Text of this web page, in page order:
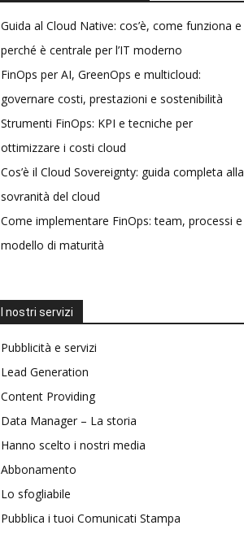
Guida al Cloud Native: cos’è, come funziona e
perché è centrale per l’IT moderno
FinOps per AI, GreenOps e multicloud:
governare costi, prestazioni e sostenibilità
Strumenti FinOps: KPI e tecniche per
ottimizzare i costi cloud
Cos’è il Cloud Sovereignty: guida completa alla
sovranità del cloud
Come implementare FinOps: team, processi e
modello di maturità
I nostri servizi
Pubblicità e servizi
Lead Generation
Content Providing
Data Manager – La storia
Hanno scelto i nostri media
Abbonamento
Lo sfogliabile
Pubblica i tuoi Comunicati Stampa